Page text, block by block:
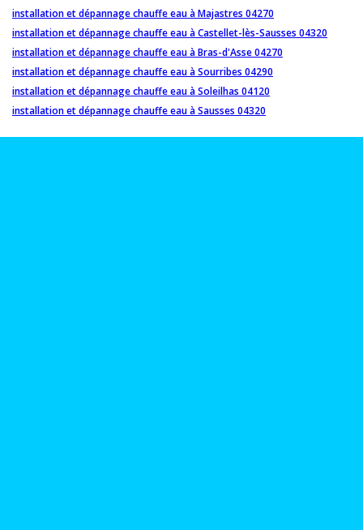
installation et dépannage chauffe eau à Majastres 04270
installation et dépannage chauffe eau à Castellet-lès-Sausses 04320
installation et dépannage chauffe eau à Bras-d'Asse 04270
installation et dépannage chauffe eau à Sourribes 04290
installation et dépannage chauffe eau à Soleilhas 04120
installation et dépannage chauffe eau à Sausses 04320